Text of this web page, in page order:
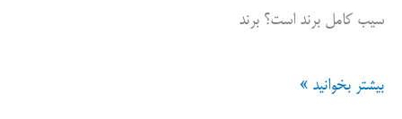
سیب کامل برند است؟ برند
برند
بیشتر بخوانید »